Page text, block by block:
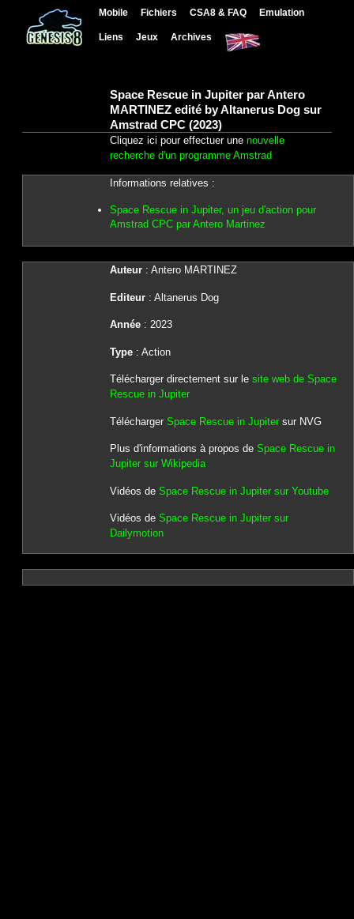
Mobile Fichiers CSA8 & FAQ Emulation
Liens Jeux Archives
Space Rescue in Jupiter par Antero
MARTINEZ edité by Altanerus Dog sur
Amstrad CPC (2023)
Cliquez ici pour effectuer une nouvelle
recherche d'un programme Amstrad
Informations relatives :
Space Rescue in Jupiter, un jeu d'action pour
Amstrad CPC par Antero Martinez
Auteur: Antero MARTINEZ
Editeur: Altanerus Dog
Année: 2023
Type: Action
Télécharger directement sur le site web de Space
Rescue in Jupiter
Télécharger Space Rescue in Jupitersur NVG
Plus d'informations à propos de Space Rescue in
Jupiter sur Wikipedia
Vidéos de Space Rescue in Jupiter sur Youtube
Vidéos de Space Rescue in Jupiter sur
Dailymotion